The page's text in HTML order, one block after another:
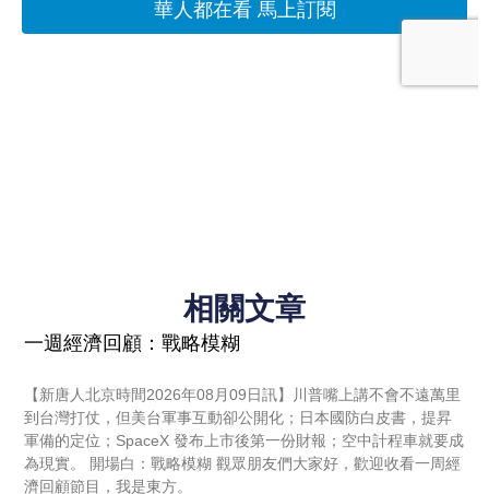
相關文章
一週經濟回顧：戰略模糊
【新唐人北京時間2026年08月09日訊】川普嘴上講不會不遠萬里
到台灣打仗，但美台軍事互動卻公開化；日本國防白皮書，提昇
軍備的定位；SpaceX 發布上市後第一份財報；空中計程車就要成
為現實。 開場白：戰略模糊 觀眾朋友們大家好，歡迎收看一周經
濟回顧節目，我是東方。